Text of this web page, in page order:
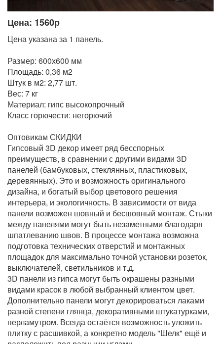
Цена: 1560р
Цена указана за 1 панель.
Размер: 600х600 мм
Площадь: 0,36 м2
Штук в м2: 2,77 шт.
Вес: 7 кг
Материал: гипс высокопрочный
Класс горючести: негорючий
Оптовикам СКИДКИ
Гипсовый 3D декор имеет ряд бесспорных
преимуществ, в сравнении с другими видами 3D
панелей (бамбуковых, стеклянных, пластиковых,
деревянных). Это и возможность оригинального
дизайна, и богатый выбор цветового решения
интерьера, и экологичность. В зависимости от вида
панели возможен шовный и бесшовный монтаж. Стыки
между панелями могут быть незаметными благодаря
шпатлеванию швов. В процессе монтажа возможна
подготовка технических отверстий и монтажных
площадок для максимально точной установки розеток,
выключателей, светильников и т.д.
3D панели из гипса могут быть окрашены разными
видами красок в любой выбранный клиентом цвет.
Дополнительно панели могут декорироваться лаками
разной степени глянца, декоративными штукатурками,
перламутром. Всегда остаётся возможность уложить
плитку с расшивкой, а конкретно модель "Шелк" ещё и